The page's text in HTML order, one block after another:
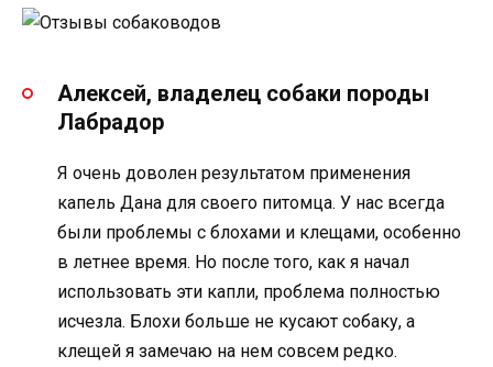
Алексей, владелец собаки породы
Лабрадор
Я очень доволен результатом применения
капель Дана для своего питомца. У нас всегда
были проблемы с блохами и клещами, особенно
в летнее время. Но после того, как я начал
использовать эти капли, проблема полностью
исчезла. Блохи больше не кусают собаку, а
клещей я замечаю на нем совсем редко.